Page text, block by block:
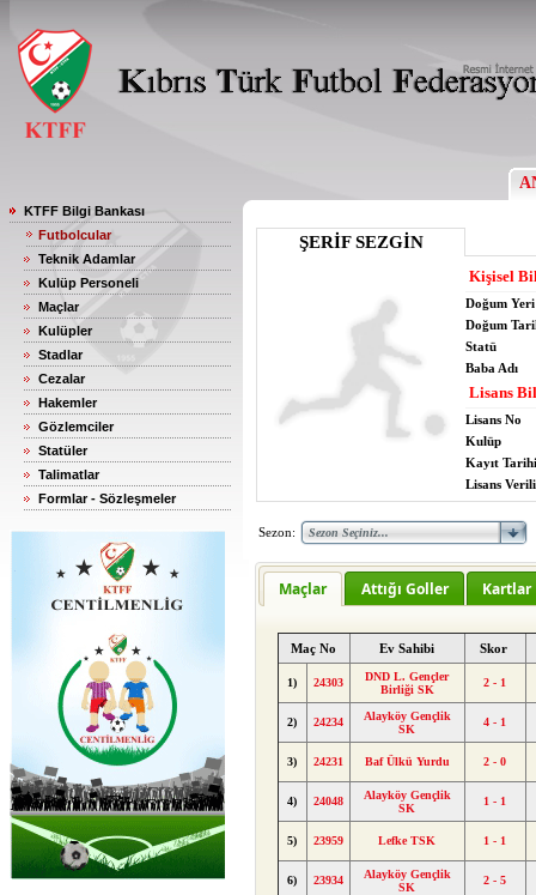
KTFF Bilgi Bankası
Futbolcular
Teknik Adamlar
Kulüp Personeli
Maçlar
Kulüpler
Stadlar
Cezalar
Hakemler
Gözlemciler
Statüler
Talimatlar
Formlar - Sözleşmeler
ŞERİF SEZGİN
Kişisel
Doğum Yeri
Doğum
Statü
Baba Adı
Lisans
Lisans No
Kulüp
Kayıt Tarihi
Lisans
Sezon:
Maçlar Attığı Goller Kartlar
Maç No Ev Sahibi Skor
1) 24303
DND L. Gençler
Birliği SK
2 - 1
2) 24234
Alayköy Gençlik
SK
4 - 1
3) 24231 Baf Ülkü Yurdu 2 - 0
4) 24048
Alayköy Gençlik
SK
1 - 1
5) 23959 Lefke TSK 1 - 1
6) 23934
Alayköy Gençlik
SK
2 - 5